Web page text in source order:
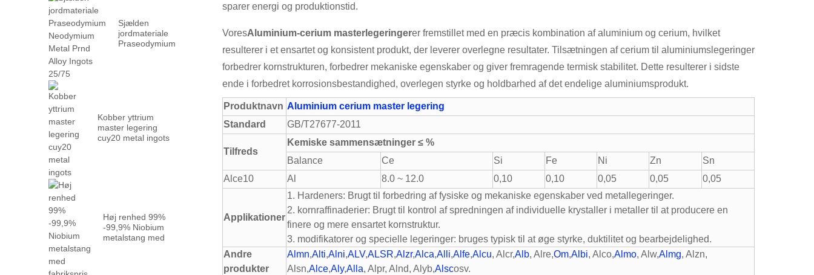
Sjælden
jordmateriale
Praseodymium
Kobber yttrium
master legering
cuy20 metal ingots
Høj renhed 99%
-99,9% Niobium
metalstang med
sparer energi og produktionstid.
VoresAluminium-cerium masterlegeringerer fremstillet med en præcis kombination af aluminium og cerium, hvilket
resulterer i et ensartet og konsistent produkt, der leverer overlegne resultater. Tilsætningen af ​​cerium til aluminiumslegeringer
forbedrer kornstrukturen, forbedrer mekaniske egenskaber og giver fremragende termisk stabilitet. Dette resulterer i sidste
ende i forbedret korrosionsbestandighed, overlegen styrke og holdbarhed af det endelige aluminiumsprodukt.
Produktnavn Aluminium cerium master legering
Standard
GB/T27677-2011
Tilfreds
Kemiske sammensætninger ≤ %
Balance
Ce Si Fe Ni Zn
Sn
Alce10
Al 8.0 ~ 12.0 0,10 0,10 0,05 0,05 0,05
Applikationer
1. Hardeners: Brugt til forbedring af fysiske og mekaniske egenskaber ved metallegeringer.
2. kornraffinaderier: Brugt til kontrol af spredningen af ​​individuelle krystaller i metaller til at producere en
finere og mere ensartet kornstruktur.
3. modifikatorer og specielle legeringer: bruges typisk til at øge styrke, duktilitet og bearbejdelighed.
Andre
produkter
Almn,Alti,Alni,ALV,ALSR,Alzr,Alca,Alli,Alfe,Alcu, Alcr,Alb, Alre,Om,Albi, Alco,Almo, Alw,Almg, Alzn,
Alsn,Alce,Aly,Alla, Alpr, Alnd, Alyb,Alscosv.